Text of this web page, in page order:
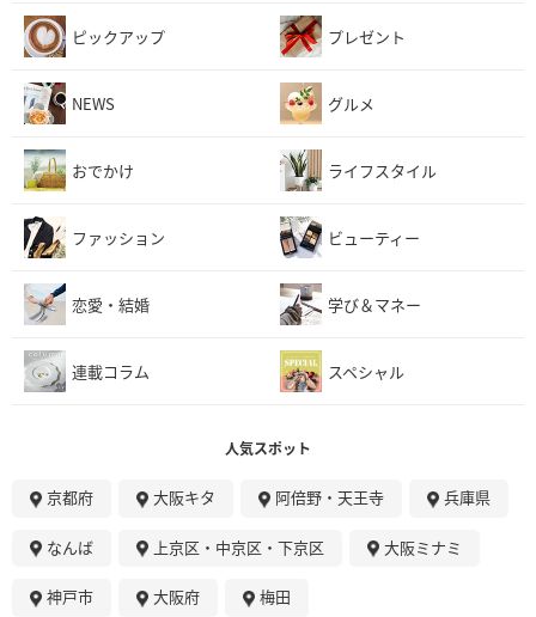
ピックアップ プレゼント
NEWS グルメ
おでかけ ライフスタイル
ファッション ビューティー
恋愛・結婚 学び＆マネー
連載コラム スペシャル
人気スポット
京都府 大阪キタ 阿倍野・天王寺 兵庫県
なんば 上京区・中京区・下京区 大阪ミナミ
神戸市 大阪府 梅田